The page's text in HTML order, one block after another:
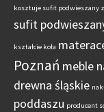
kosztuje sufit podwieszany
sufit
kształcie koła
Poznań meble
drewna śląskie
poddaszu producent